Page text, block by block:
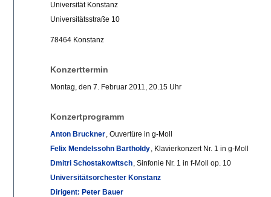
Universität Konstanz
Universitätsstraße 10
78464 Konstanz
Konzerttermin
Montag, den 7. Februar 2011, 20.15 Uhr
Konzertprogramm
Anton Bruckner, Ouvertüre in g-Moll
Felix Mendelssohn Bartholdy, Klavierkonzert Nr. 1 in g-Moll
Dmitri Schostakowitsch, Sinfonie Nr. 1 in f-Moll op. 10
Universitätsorchester Konstanz
Dirigent: Peter Bauer